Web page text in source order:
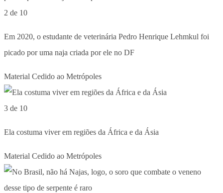
2 de 10
Em 2020, o estudante de veterinária Pedro Henrique Lehmkul foi
picado por uma naja criada por ele no DF
Material Cedido ao Metrópoles
3 de 10
Ela costuma viver em regiões da África e da Ásia
Material Cedido ao Metrópoles